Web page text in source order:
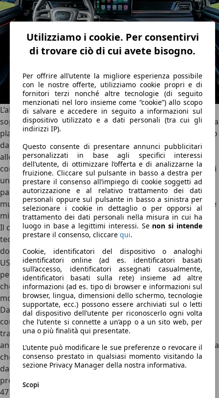
Utilizziamo i cookie. Per consentirvi
di trovare ciò di cui avete bisogno.
Per offrire all’utente la migliore esperienza possibile
con le nostre offerte, utilizziamo cookie propri e di
fornitori terzi nonché altre tecnologie (di seguito
menzionati nel loro insieme come “cookie”) allo scopo
di salvare e accedere in seguito a informazioni sul
dispositivo utilizzato e a dati personali (tra cui gli
indirizzi IP).
Questo consente di presentare annunci pubblicitari
personalizzati in base agli specifici interessi
dell’utente, di ottimizzare l’offerta e di analizzarne la
fruizione. Cliccare sul pulsante in basso a destra per
prestare il consenso all’impiego di cookie soggetti ad
autorizzazione e al relativo trattamento dei dati
personali oppure sul pulsante in basso a sinistra per
selezionare i cookie in dettaglio o per opporsi al
trattamento dei dati personali nella misura in cui ha
luogo in base a legittimi interessi. Se non si intende
prestare il consenso, cliccare qui.
Cookie, identificatori del dispositivo o analoghi
identificatori online (ad es. identificatori basati
sull’accesso, identificatori assegnati casualmente,
identificatori basati sulla rete) insieme ad altre
informazioni (ad es. tipo di browser e informazioni sul
browser, lingua, dimensioni dello schermo, tecnologie
supportate, ecc.) possono essere archiviati sul o letti
dal dispositivo dell’utente per riconoscerlo ogni volta
che l’utente si connette a un’app o a un sito web, per
una o più finalità qui presentate.
L’utente può modificare le sue preferenze o revocare il
consenso prestato in qualsiasi momento visitando la
sezione Privacy Manager della nostra informativa.
Scopi
L’abitacolo della JS50è stato progettato per sorprendere,
soprattutto se rapportato al mondo delle minicar. La nuova
plancia presenta un design moderno e ordinato, dominato
dal grande touchscreen da 10 pollici (di serie sugli
allestimenti superiori, optional sul Select), che offre
compatibilità conApple CarPlay e Android Auto. Si tratta di
una dotazione rara per il segmento, resa disponibile già a
partire dall’allestimento Elite, dove il pacchetto
multimediale (Tablet 10 pollici, telecamera di retromarcia e
mirroring) è in opzione.
Il comfort a bordo è arricchito da numerosi dettagli
tecnologici: la luce ambiente a LED, la retrocamera, il
doppio tergicristallo anteriore, il lunotto termico, la presa
USB-C e lapiastra wireless per lo smartphone. La qualità
percepitasale anche grazie al sistema audio Pioneer Hi-Fi,
che può contare fino a sei altoparlanti e che si rivolge in
modo particolare a un pubblico giovane e dinamico.
Dal punto di vista estetico, isedili sportivicon cuciture a
contrasto e inserti Carbon Look sul poggiatesta
trasmettono un’immagine curata e grintosa, sottolineata
anche dal logo Ligier ricamato. L’insieme crea un’atmosfera
che va oltre la semplice funzionalità, regalando sensazioni
da auto “vera”, di ultima generazione. Nonostante queste
proporzioni compatte, il bagagliaio sorprende con i suoi
471 litri di capacità